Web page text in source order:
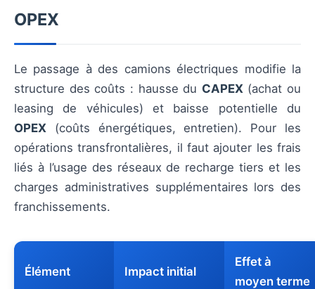
OPEX
Le passage à des camions électriques modifie la
structure des coûts : hausse du CAPEX (achat ou
leasing de véhicules) et baisse potentielle du
OPEX (coûts énergétiques, entretien). Pour les
opérations transfrontalières, il faut ajouter les frais
liés à l’usage des réseaux de recharge tiers et les
charges administratives supplémentaires lors des
franchissements.
Élément Impact initial
Effet à
moyen terme